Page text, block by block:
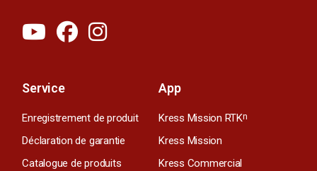
Service
Enregistrement de produit
Déclaration de garantie
Catalogue de produits
App
Kress Mission RTKn
Kress Mission
Kress Commercial